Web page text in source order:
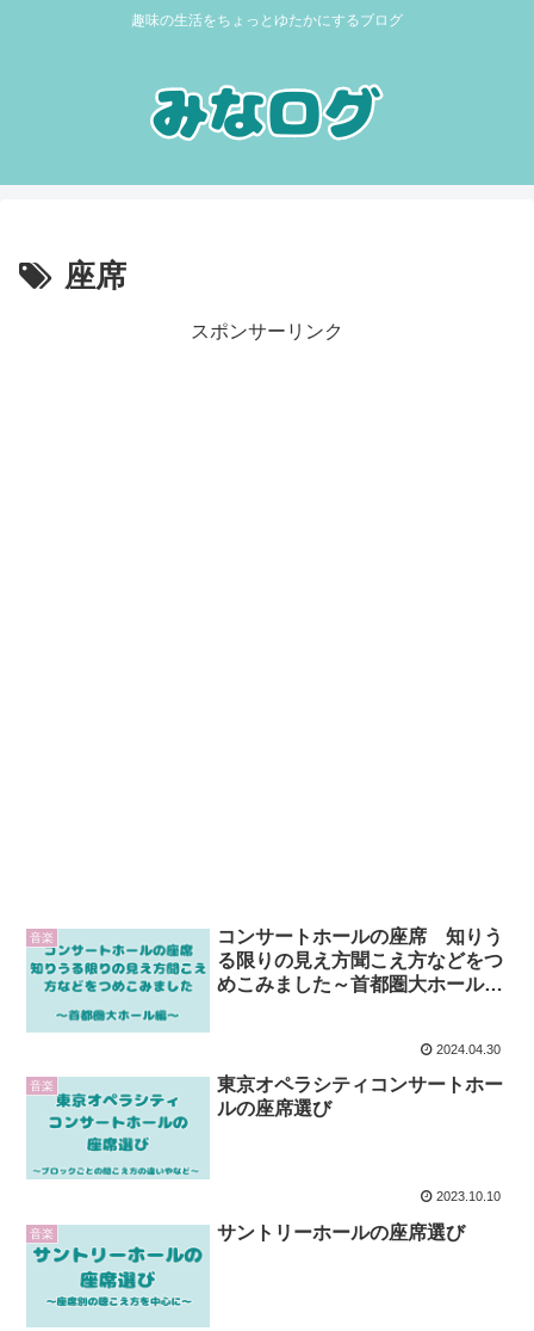
趣味の生活をちょっとゆたかにするブログ
座席
スポンサーリンク
音楽
コンサートホールの座席 知りう
る限りの見え方聞こえ方などをつ
めこみました～首都圏大ホール編
2024.04.30
音楽
東京オペラシティコンサートホー
ルの座席選び
2023.10.10
音楽 サントリーホールの座席選び